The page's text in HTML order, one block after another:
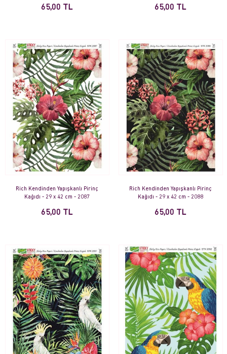
65,00 TL 65,00 TL
Rich Kendinden Yapışkanlı Pirinç
Kağıdı - 29 x 42 cm - 2087
65,00 TL
Rich Kendinden Yapışkanlı Pirinç
Kağıdı - 29 x 42 cm - 2088
65,00 TL